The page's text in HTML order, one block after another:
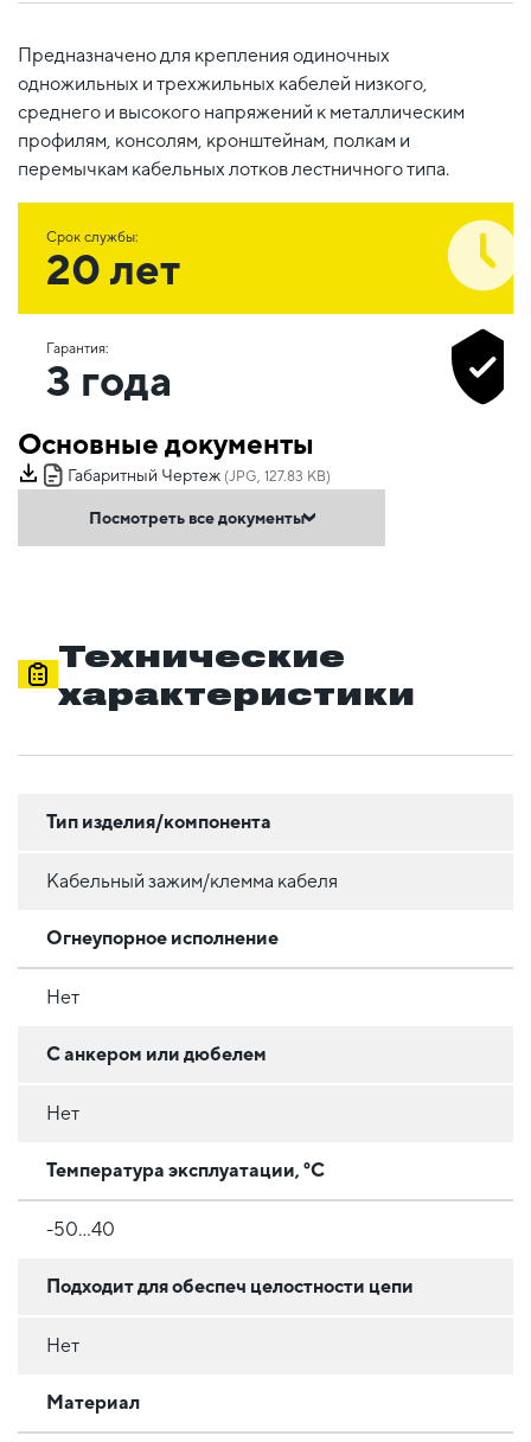
Предназначено для крепления одиночных
одножильных и трехжильных кабелей низкого,
среднего и высокого напряжений к металлическим
профилям, консолям, кронштейнам, полкам и
перемычкам кабельных лотков лестничного типа.
Срок службы:
20 лет
Гарантия:
3 года
Основные документы
Габаритный Чертеж (JPG, 127.83 KB)
Посмотреть все документы
Технические
характеристики
Тип изделия/компонента
Кабельный зажим/клемма кабеля
Огнеупорное исполнение
Нет
С анкером или дюбелем
Нет
Температура эксплуатации, °C
-50...40
Подходит для обеспеч целостности цепи
Нет
Материал